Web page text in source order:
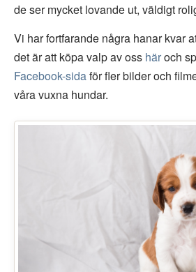
de ser mycket lovande ut, väldigt
Vi har fortfarande några hanar kvar
det är att köpa valp av oss häroch
Facebook-sidaför fler bilder och
våra vuxna hundar.